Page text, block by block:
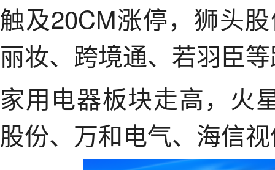
触及20CM涨停，狮头
丽妆、跨境通、若羽臣
家用电器板块走高，火
股份、万和电气、海信